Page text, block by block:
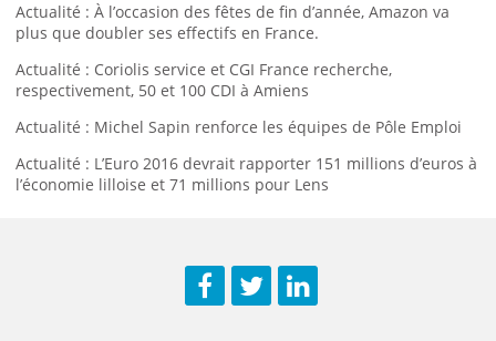
Actualité : À l’occasion des fêtes de fin d’année, Amazon va
plus que doubler ses effectifs en France.
Actualité : Coriolis service et CGI France recherche,
respectivement, 50 et 100 CDI à Amiens
Actualité : Michel Sapin renforce les équipes de Pôle Emploi
Actualité : L’Euro 2016 devrait rapporter 151 millions d’euros à
l’économie lilloise et 71 millions pour Lens